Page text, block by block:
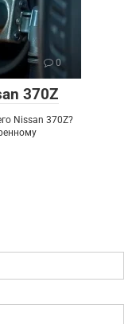
0
370Z
Nissan 370Z?